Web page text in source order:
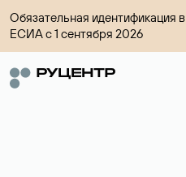
Обязательная идентификация в
ЕСИА с 1 сентября 2026